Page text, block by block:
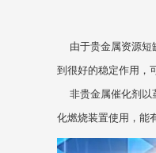
由于贵金属资源短
到很好的稳定作用，
非贵金属催化剂以
化燃烧装置使用，能